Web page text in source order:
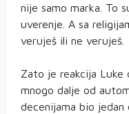
nije samo marka. To
uverenje. A sa
veruješ ili ne veruješ.
Zato je reakcija Luke
mnogo dalje od
decenijama bio